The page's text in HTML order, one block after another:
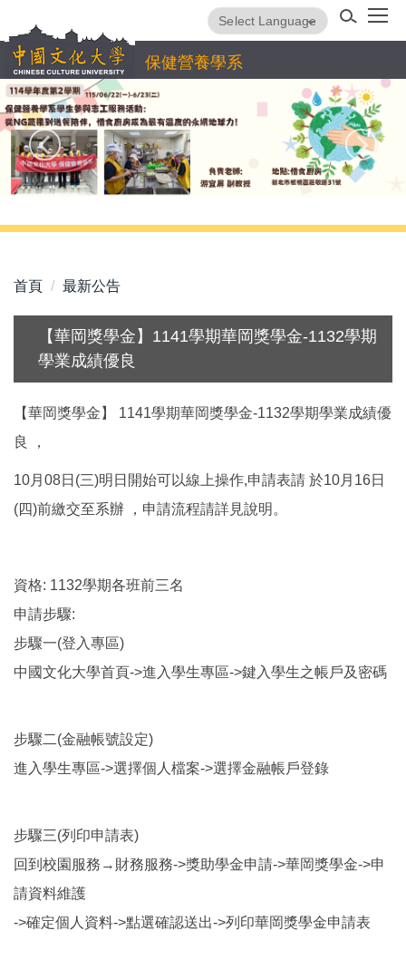
到
主
要
內
容
區
保健營養學系
Translate
首頁 最新公告
【華岡獎學金】1141學期華岡獎學金-1132學期
學業成績優良
【華岡獎學金】 1141學期華岡獎學金-1132學期學業成績優
良 ，
10月08日(三)明日開始可以線上操作,申請表請 於10月16日
(四)前繳交至系辦 ，申請流程請詳見說明。
資格: 1132學期各班前三名
申請步驟:
步驟一(登入專區)
中國文化大學首頁->進入學生專區->鍵入學生之帳戶及密碼
步驟二(金融帳號設定)
進入學生專區->選擇個人檔案->選擇金融帳戶登錄
步驟三(列印申請表)
回到校園服務→財務服務->獎助學金申請->華岡獎學金->申
請資料維護
->確定個人資料->點選確認送出->列印華岡獎學金申請表